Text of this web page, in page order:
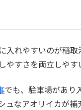
入れやすいのが稲取
やすさを両立しやす
でも、駐車場があり
ュなアオリイカが補